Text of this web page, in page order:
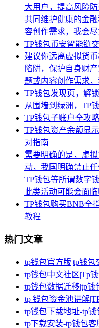
大用户，提高风险
共同维护健康的金
容创作需求，我会
TP钱包币安智能链
建议你远离虚拟货
陷阱，保护自身财
题或内容创作需求
TP钱包发现页，解
从围墙到绿洲，TP
TP钱包子账户全攻
TP钱包资产余额显
对指南
需要明确的是，虚
动，我国明确禁止
TP钱包等所谓数字
此类活动可能会面
TP钱包购买BNB全
教程
热门文章
tp钱包官方版|tp钱包
tp钱包中文社区|Tp
tp钱包数据迁移|tp钱
tp 钱包资金池讲解
tp钱包下载地址-tp钱
tp下载安装-tp钱包